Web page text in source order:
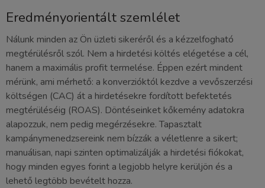
Eredményorientált szemlélet
Nálunk minden az Ön üzleti sikeréről és a kézzelfogható
megtérülésről szól. Nem a hirdetési költés elégetése a cél,
hanem a maximális profit termelése. Éppen ezért mindent
mérünk, ami mérhető: a konverzióktól kezdve a vevőszerzési
költségen (CAC) át a hirdetésekre fordított befektetés
megtérüléséig (ROAS). Döntéseinket kőkemény adatokra
alapozzuk, nem pedig megérzésekre. Tapasztalt
kampánymenedzsereink nem bízzák a véletlenre a sikert;
manuálisan, napi szinten optimalizálják a hirdetési fiókokat,
hogy minden egyes forint a legjobb helyre kerüljön és a
lehető legtöbb bevételt hozza.